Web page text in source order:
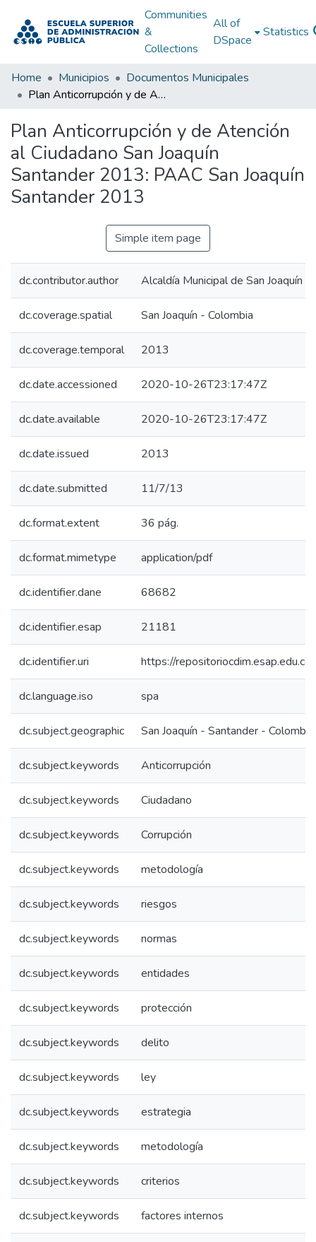
Communities
&
Collections
All of
DSpace
Statistics
Home Municipios
Documentos Municipales
Plan Anticorrupción y de Atención al Ciudadano San Joaquín Santander 2013: PAAC San Joaquín Santander 2013
Plan Anticorrupción y de Atención
al Ciudadano San Joaquín
Santander 2013: PAAC San Joaquín
Santander 2013
Simple item page
dc.contributor.author Alcaldía Municipal de San Joaquín
dc.coverage.spatial San Joaquín - Colombia
dc.coverage.temporal 2013
dc.date.accessioned 2020-10-26T23:17:47Z
dc.date.available 2020-10-26T23:17:47Z
dc.date.issued 2013
dc.date.submitted 11/7/13
dc.format.extent 36 pág.
dc.format.mimetype application/pdf
dc.identifier.dane 68682
dc.identifier.esap 21181
dc.identifier.uri https://
dc.language.iso spa
dc.subject.geographic San Joaquín - Santander - Colombia
dc.subject.keywords Anticorrupción
dc.subject.keywords Ciudadano
dc.subject.keywords Corrupción
dc.subject.keywords metodología
dc.subject.keywords riesgos
dc.subject.keywords normas
dc.subject.keywords entidades
dc.subject.keywords protección
dc.subject.keywords delito
dc.subject.keywords ley
dc.subject.keywords estrategia
dc.subject.keywords metodología
dc.subject.keywords criterios
dc.subject.keywords factores internos